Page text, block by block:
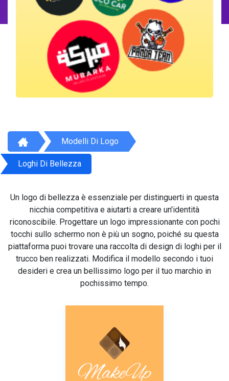
Modelli Di Logo
Loghi Di Bellezza
Un logo di bellezza è essenziale per distinguerti in questa
nicchia competitiva e aiutarti a creare un'identità
riconoscibile. Progettare un logo impressionante con pochi
tocchi sullo schermo non è più un sogno, poiché su questa
piattaforma puoi trovare una raccolta di design di loghi per il
trucco ben realizzati. Modifica il modello secondo i tuoi
desideri e crea un bellissimo logo per il tuo marchio in
pochissimo tempo.